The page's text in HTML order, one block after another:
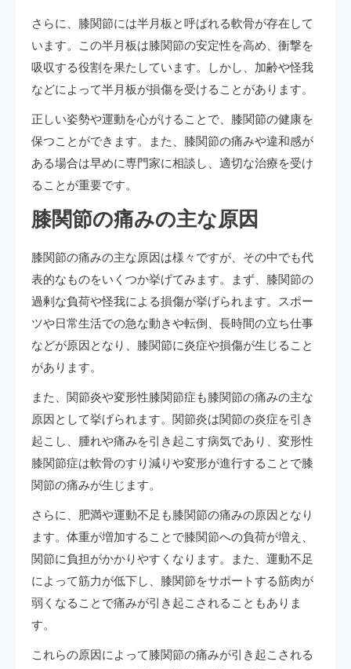
さらに、膝関節には半月板と呼ばれる軟骨が存在して
います。この半月板は膝関節の安定性を高め、衝撃を
吸収する役割を果たしています。しかし、加齢や怪我
などによって半月板が損傷を受けることがあります。
正しい姿勢や運動を心がけることで、膝関節の健康を
保つことができます。また、膝関節の痛みや違和感が
ある場合は早めに専門家に相談し、適切な治療を受け
ることが重要です。
膝関節の痛みの主な原因
膝関節の痛みの主な原因は様々ですが、その中でも代
表的なものをいくつか挙げてみます。まず、膝関節の
過剰な負荷や怪我による損傷が挙げられます。スポー
ツや日常生活での急な動きや転倒、長時間の立ち仕事
などが原因となり、膝関節に炎症や損傷が生じること
があります。
また、関節炎や変形性膝関節症も膝関節の痛みの主な
原因として挙げられます。関節炎は関節の炎症を引き
起こし、腫れや痛みを引き起こす病気であり、変形性
膝関節症は軟骨のすり減りや変形が進行することで膝
関節の痛みが生じます。
さらに、肥満や運動不足も膝関節の痛みの原因となり
ます。体重が増加することで膝関節への負荷が増え、
関節に負担がかかりやすくなります。また、運動不足
によって筋力が低下し、膝関節をサポートする筋肉が
弱くなることで痛みが引き起こされることもありま
す。
これらの原因によって膝関節の痛みが引き起こされる